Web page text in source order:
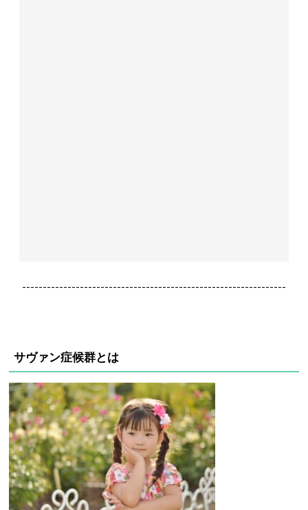
----------------------------------------------------------------
サヴァン症候群とは